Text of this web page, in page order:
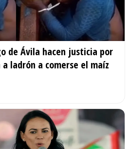
de Ávila hacen justicia por
ladrón a comerse el maíz